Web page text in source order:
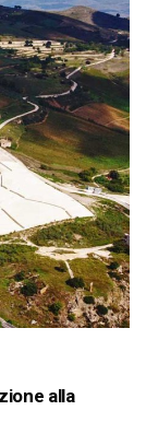
alla